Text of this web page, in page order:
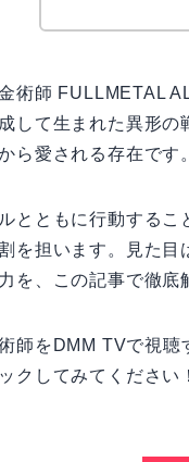
金術師 FULLMETAL
して生まれた異形
ら愛される存在です。
とともに行動するこ
を担います。見た目
を、この記事で徹底
師をDMM TVで視聴
クしてみてください